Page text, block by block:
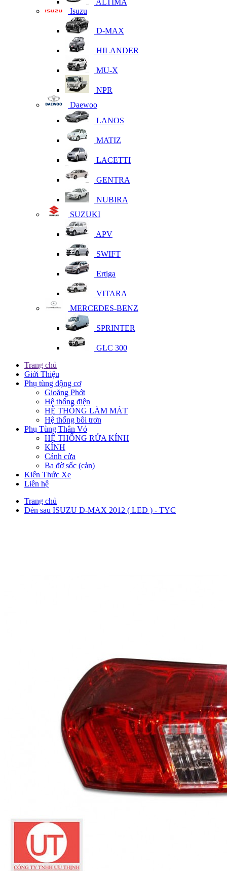
ALTIMA
Isuzu
D-MAX
HILANDER
MU-X
NPR
Daewoo
LANOS
MATIZ
LACETTI
GENTRA
NUBIRA
SUZUKI
APV
SWIFT
Ertiga
VITARA
MERCEDES-BENZ
SPRINTER
GLC 300
Trang chủ
Giới Thiệu
Phụ tùng động cơ
Gioăng Phớt
Hệ thống điện
HỆ THỐNG LÀM MÁT
Hệ thống bôi trơn
Phụ Tùng Thân Vỏ
HỆ THỐNG RỬA KÍNH
KÍNH
Cánh cửa
Ba đờ sốc (cản)
Kiến Thức Xe
Liên hệ
Trang chủ
Đèn sau ISUZU D-MAX 2012 ( LED ) - TYC